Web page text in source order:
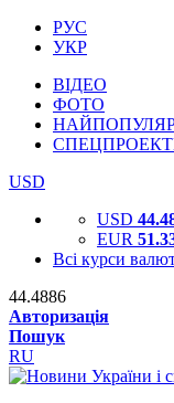
РУС
УКР
ВІДЕО
ФОТО
USD
USD
EUR
Всі курси
44.4886
Авторизація
Пошук
RU